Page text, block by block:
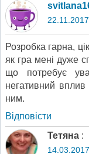
Розробка гарна,
як гра мені дуже
що потребує
негативний вплив
ним.
Відповіcти
Тетяна :